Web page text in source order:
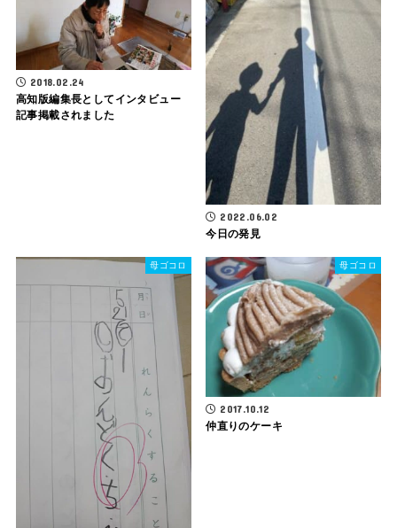
2018.02.24
高知版編集長としてインタビュー
記事掲載されました
2022.06.02
今日の発見
母ゴコロ 母ゴコロ
2017.10.12
仲直りのケーキ